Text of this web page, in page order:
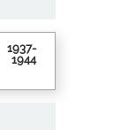
1937-
1944